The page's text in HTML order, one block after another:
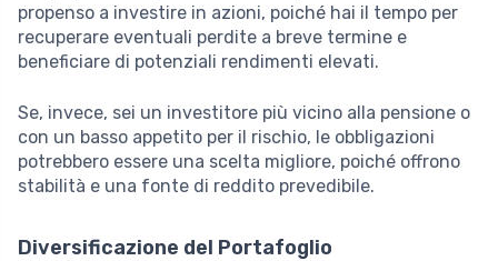
propenso a investire in azioni, poiché hai il tempo per
recuperare eventuali perdite a breve termine e
beneficiare di potenziali rendimenti elevati.
Se, invece, sei un investitore più vicino alla pensione o
con un basso appetito per il rischio, le obbligazioni
potrebbero essere una scelta migliore, poiché offrono
stabilità e una fonte di reddito prevedibile.
Diversificazione del Portafoglio